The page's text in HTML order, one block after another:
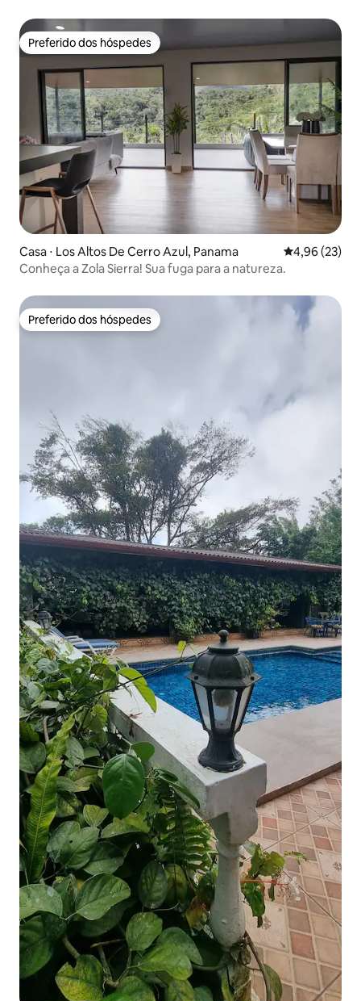
Preferido dos hóspedes
Preferido dos hóspedes
Casa ⋅ Los Altos De Cerro Azul, Panama 4,96 de uma
4,96 (23)
Conheça a Zola Sierra! Sua fuga para a natureza.
Preferido dos hóspedes
Preferido dos hóspedes